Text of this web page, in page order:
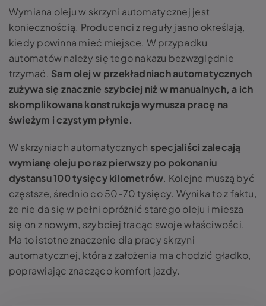
Wymiana oleju w skrzyni automatycznej jest
koniecznością. Producenci z reguły jasno określają,
kiedy powinna mieć miejsce. W przypadku
automatów należy się tego nakazu bezwzględnie
trzymać. Sam olej w przekładniach automatycznych
zużywa się znacznie szybciej niż w manualnych, a ich
skomplikowana konstrukcja wymusza pracę na
świeżym i czystym płynie.
W skrzyniach automatycznych specjaliści zalecają
wymianę oleju po raz pierwszy po pokonaniu
dystansu 100 tysięcy kilometrów. Kolejne muszą być
częstsze, średnio co 50-70 tysięcy. Wynika to z faktu,
że nie da się w pełni opróżnić starego oleju i miesza
się on z nowym, szybciej tracąc swoje właściwości.
Ma to istotne znaczenie dla pracy skrzyni
automatycznej, która z założenia ma chodzić gładko,
poprawiając znacząco komfort jazdy.